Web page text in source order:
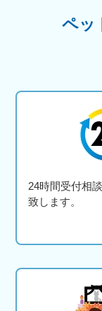
ペッ
24時間受付相
致します。